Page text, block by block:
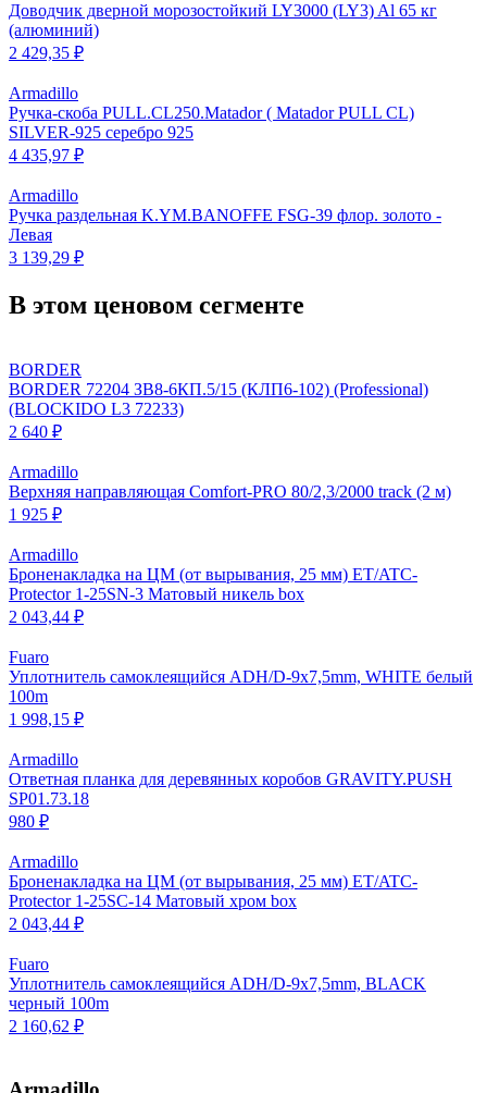
Доводчик дверной морозостойкий LY3000 (LY3) Al 65 кг
(алюминий)
2 429,35 ₽
Armadillo
Ручка-скоба PULL.CL250.Matador ( Matador PULL CL)
SILVER-925 серебро 925
4 435,97 ₽
Armadillo
Ручка раздельная K.YM.BANOFFE FSG-39 флор. золото -
Левая
3 139,29 ₽
В этом ценовом сегменте
BORDER
BORDER 72204 ЗВ8-6КП.5/15 (КЛП6-102) (Professional)
(BLOCKIDO L3 72233)
2 640 ₽
Armadillo
Верхняя направляющая Comfort-PRO 80/2,3/2000 track (2 м)
1 925 ₽
Armadillo
Броненакладка на ЦМ (от вырывания, 25 мм) ET/ATC-
Protector 1-25SN-3 Матовый никель box
2 043,44 ₽
Fuaro
Уплотнитель самоклеящийся ADH/D-9x7,5mm, WHITE белый
100m
1 998,15 ₽
Armadillo
Ответная планка для деревянных коробов GRAVITY.PUSH
SP01.73.18
980 ₽
Armadillo
Броненакладка на ЦМ (от вырывания, 25 мм) ET/ATC-
Protector 1-25SC-14 Матовый хром box
2 043,44 ₽
Fuaro
Уплотнитель самоклеящийся ADH/D-9x7,5mm, BLACK
черный 100m
2 160,62 ₽